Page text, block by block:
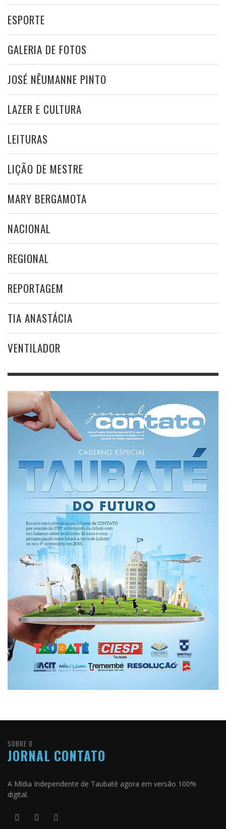
ESPORTE
GALERIA DE FOTOS
JOSÉ NÊUMANNE PINTO
LAZER E CULTURA
LEITURAS
LIÇÃO DE MESTRE
MARY BERGAMOTA
NACIONAL
REGIONAL
REPORTAGEM
TIA ANASTÁCIA
VENTILADOR
SOBRE O
JORNAL CONTATO
A Mídia Independente de Taubaté agora em versão 100%
digital.